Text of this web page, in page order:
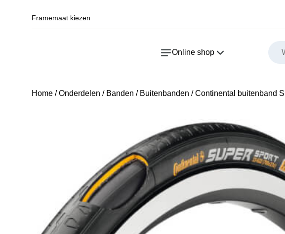
Framemaat kiezen
Online shop
Home /Onderdelen / Banden / Buitenbanden / Continental buitenband